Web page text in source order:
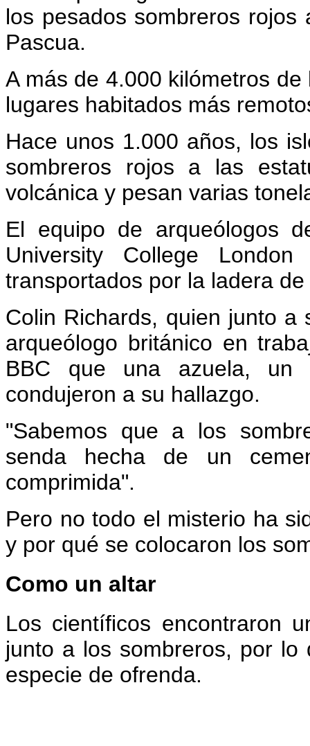
los pesados sombreros
Pascua.
A más de 4.000 kilómetros
lugares habitados más
Hace unos 1.000 años, los
sombreros rojos a las
volcánica y pesan varias
El equipo de arqueólogos
University College
transportados por la ladera
Colin Richards, quien junto
arqueólogo británico en
BBC que una azuela, un
condujeron a su hallazgo.
"Sabemos que a los
senda hecha de un
comprimida".
Pero no todo el misterio ha
y por qué se colocaron los
Como un altar
Los científicos encontraron
junto a los sombreros, por
especie de ofrenda.